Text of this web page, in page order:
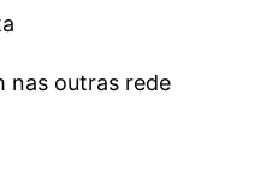
nas outras rede